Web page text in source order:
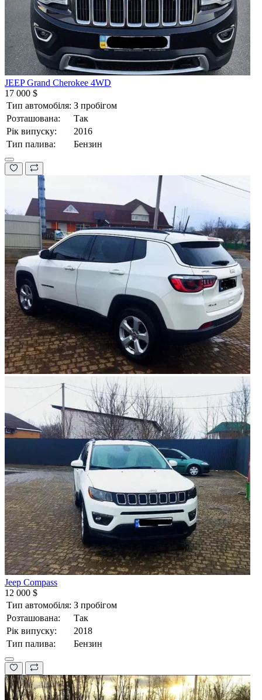
JEEP Grand Cherokee 4WD
17 000 $
Тип автомобіля: З пробігом
Розташована:
Так
Рік випуску:
2016
Тип палива:
Бензин
Jeep Compass
12 000 $
Тип автомобіля: З пробігом
Розташована:
Так
Рік випуску:
2018
Тип палива:
Бензин